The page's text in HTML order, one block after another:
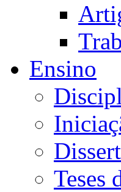
Ensino
Teses